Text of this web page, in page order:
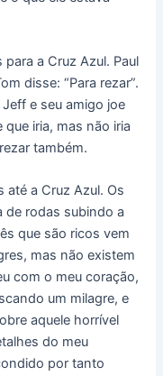
a Cruz Azul. Paul
disse: “Para rezar”.
e seu amigo joe
que iria, mas não iria
também.
até a Cruz Azul. Os
de rodas subindo a
que são ricos vem
mas não existem
com o meu coração,
um milagre, e
aquele horrível
do meu
por tanto